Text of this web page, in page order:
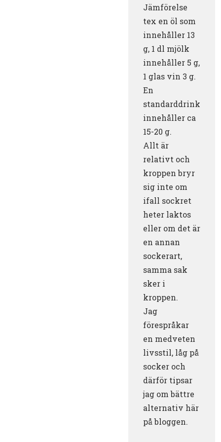
Jämförelse
tex en öl som
innehåller 13
g, 1 dl mjölk
innehåller 5 g,
1 glas vin 3 g.
En
standarddrink
innehåller ca
15-20 g.
Allt är
relativt och
kroppen bryr
sig inte om
ifall sockret
heter laktos
eller om det är
en annan
sockerart,
samma sak
sker i
kroppen.
Jag
förespråkar
en medveten
livsstil, låg på
socker och
därför tipsar
jag om bättre
alternativ här
på bloggen.